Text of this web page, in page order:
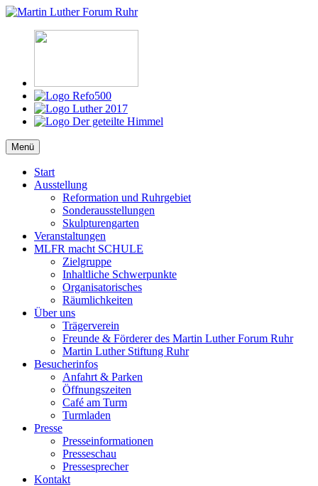
Zum
springen
Martin Luther Forum Ruhr
Reformation, Ruhrgebiet, Kultur
Menü
Start
Ausstellung
Reformation und Ruhrgebiet
Sonderausstellungen
Skulpturengarten
Veranstaltungen
MLFR macht SCHULE
Zielgruppe
Inhaltliche Schwerpunkte
Organisatorisches
Räumlichkeiten
Über uns
Trägerverein
Freunde & Förderer des Martin Luther Forum Ruhr
Martin Luther Stiftung Ruhr
Besucherinfos
Anfahrt & Parken
Öffnungszeiten
Café am Turm
Turmladen
Presse
Presseinformationen
Presseschau
Pressesprecher
Kontakt